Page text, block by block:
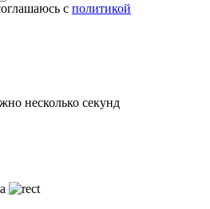
с политикой
несколько секунд